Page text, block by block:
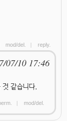
mod/del. | reply.
07/10 17:46
같습니다.
| mod/del.